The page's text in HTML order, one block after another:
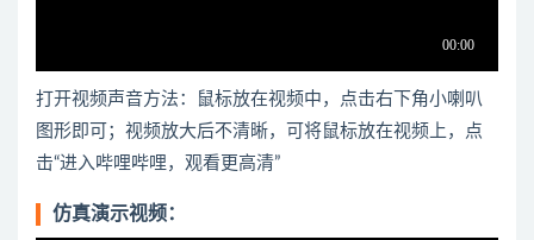
打开视频声音方法：鼠标放在视频中，点击右下角小喇叭
图形即可；视频放大后不清晰，可将鼠标放在视频上，点
击“进入哔哩哔哩，观看更高清”
仿真演示视频：